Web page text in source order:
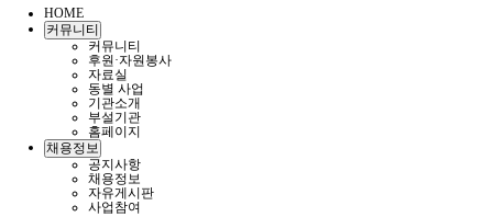
HOME
커뮤니티
커뮤니티
후원·자원봉사
자료실
동별 사업
기관소개
부설기관
홈페이지
채용정보
공지사항
채용정보
자유게시판
사업참여